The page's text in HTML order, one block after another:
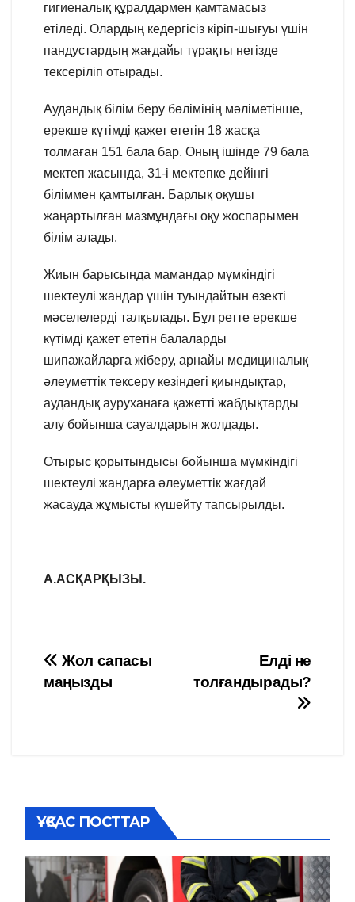
гигиеналық құралдармен қамтамасыз
етіледі. Олардың кедергісіз кіріп-шығуы үшін
пандустардың жағдайы тұрақты негізде
тексеріліп отырады.
Аудандық білім беру бөлімінің мәліметінше,
ерекше күтімді қажет ететін 18 жасқа
толмаған 151 бала бар. Оның ішінде 79 бала
мектеп жасында, 31-і мектепке дейінгі
біліммен қамтылған. Барлық оқушы
жаңартылған мазмұндағы оқу жоспарымен
білім алады.
Жиын барысында мамандар мүмкіндігі
шектеулі жандар үшін туындайтын өзекті
мәселелерді талқылады. Бұл ретте ерекше
күтімді қажет ететін балаларды
шипажайларға жіберу, арнайы медициналық
әлеуметтік тексеру кезіндегі қиындықтар,
аудандық ауруханаға қажетті жабдықтарды
алу бойынша сауалдарын жолдады.
Отырыс қорытындысы бойынша мүмкіндігі
шектеулі жандарға әлеуметтік жағдай
жасауда жұмысты күшейту тапсырылды.
А.АСҚАРҚЫЗЫ.
Навигация
по
Елді не
толғандырады?
Жол сапасы
маңызды
ҰҚСАС ПОСТТАР